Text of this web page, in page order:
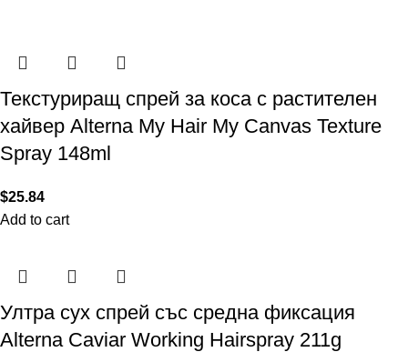
Текстуриращ спрей за коса с растителен
хайвер Alterna My Hair My Canvas Texture
Spray 148ml
$25.84
Add to cart
Ултра сух спрей със средна фиксация
Alterna Caviar Working Hairspray 211g